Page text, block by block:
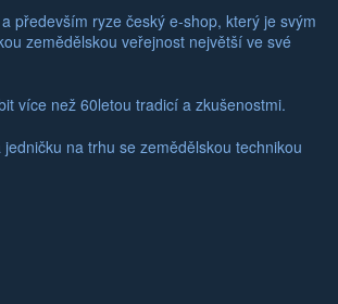
především ryze český e-shop, který je svým
zemědělskou veřejnost největší ve své
více než 60letou tradicí a zkušenostmi.
na trhu se zemědělskou technikou